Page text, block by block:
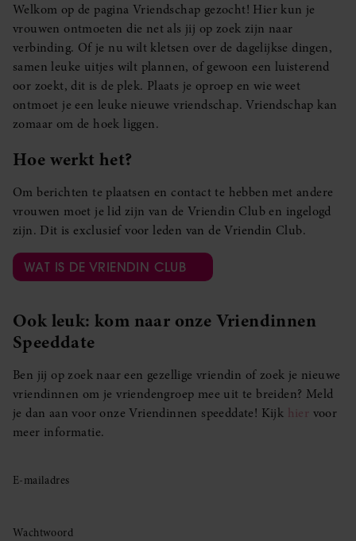
Welkom op de pagina Vriendschap gezocht! Hier kun je
vrouwen ontmoeten die net als jij op zoek zijn naar
verbinding. Of je nu wilt kletsen over de dagelijkse dingen,
samen leuke uitjes wilt plannen, of gewoon een luisterend
oor zoekt, dit is de plek. Plaats je oproep en wie weet
ontmoet je een leuke nieuwe vriendschap. Vriendschap kan
zomaar om de hoek liggen.
Hoe werkt het?
Om berichten te plaatsen en contact te hebben met andere
vrouwen moet je lid zijn van de Vriendin Club en ingelogd
zijn. Dit is exclusief voor leden van de Vriendin Club.
WAT IS DE VRIENDIN CLUB
Ook leuk: kom naar onze Vriendinnen
Speeddate
Ben jij op zoek naar een gezellige vriendin of zoek je nieuwe
vriendinnen om je vriendengroep mee uit te breiden? Meld
je dan aan voor onze Vriendinnen speeddate! Kijk hier voor
meer informatie.
E-mailadres
Wachtwoord